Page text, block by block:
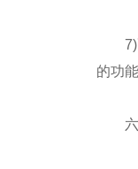
7)配
的功
六、